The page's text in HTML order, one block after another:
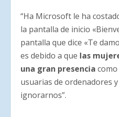
“Ha Microsoft le ha
la pantalla de inicio
pantalla que dice «Te
es debido a que las
una gran presencia
usuarias de ordenadores
ignorarnos”.